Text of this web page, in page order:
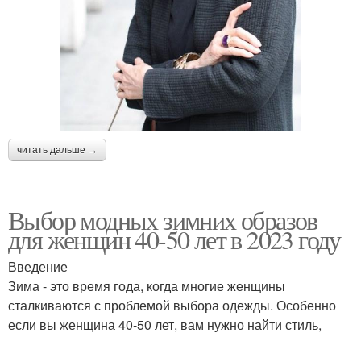
читать дальше →
Выбор модных зимних образов
для женщин 40-50 лет в 2023 году
Введение
Зима - это время года, когда многие женщины
сталкиваются с проблемой выбора одежды. Особенно
если вы женщина 40-50 лет, вам нужно найти стиль,